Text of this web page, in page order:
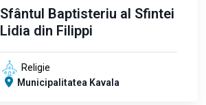
Sfântul Baptisteriu al Sfintei
Lidia din Filippi
Religie
Municipalitatea Kavala